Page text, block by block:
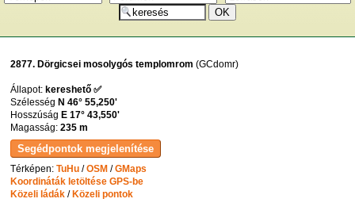
2877. Dörgicsei mosolygós templomrom (GCdomr)
Állapot: kereshető ✅
Szélesség N 46° 55,250'
Hosszúság E 17° 43,550'
Magasság:235 m
Térképen:TuHu /OSM /GMaps
Koordináták letöltése GPS-be
Közeli ládák /Közeli pontok